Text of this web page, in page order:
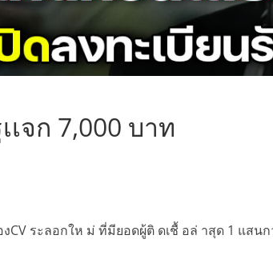
เจก 7,000 บาท
CV ระลอกให ม่ ที่มียอดผู้ติ ดเชื้ อล่ าสุด 1 แสน